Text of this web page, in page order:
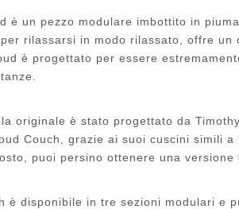
è un pezzo modulare imbottito in
rilassarsi in modo rilassato, offre
è progettato per essere
originale è stato progettato da
Couch, grazie ai suoi cuscini simili
puoi persino ottenere una
è disponibile in tre sezioni modulari e